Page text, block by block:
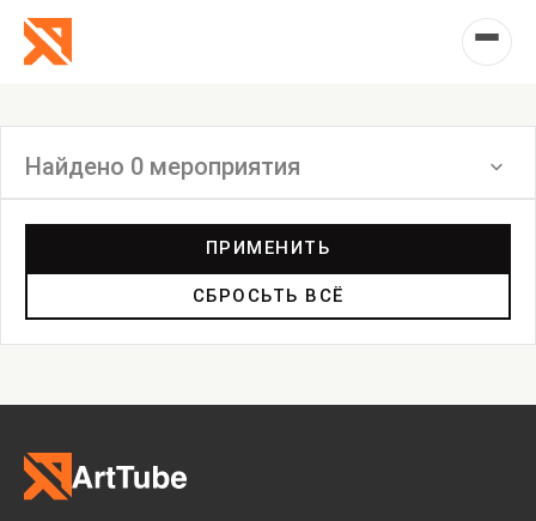
Найдено 0 мероприятия
Дискуссия
Пост-релиз
Пресс-конференция
ПРИМЕНИТЬ
СБРОСЬТЬ ВСЁ